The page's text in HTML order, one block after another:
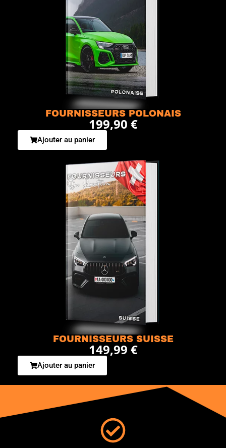
FOURNISSEURS POLONAIS
199,90 €
Ajouter au panier
FOURNISSEURS SUISSE
149,99 €
Ajouter au panier